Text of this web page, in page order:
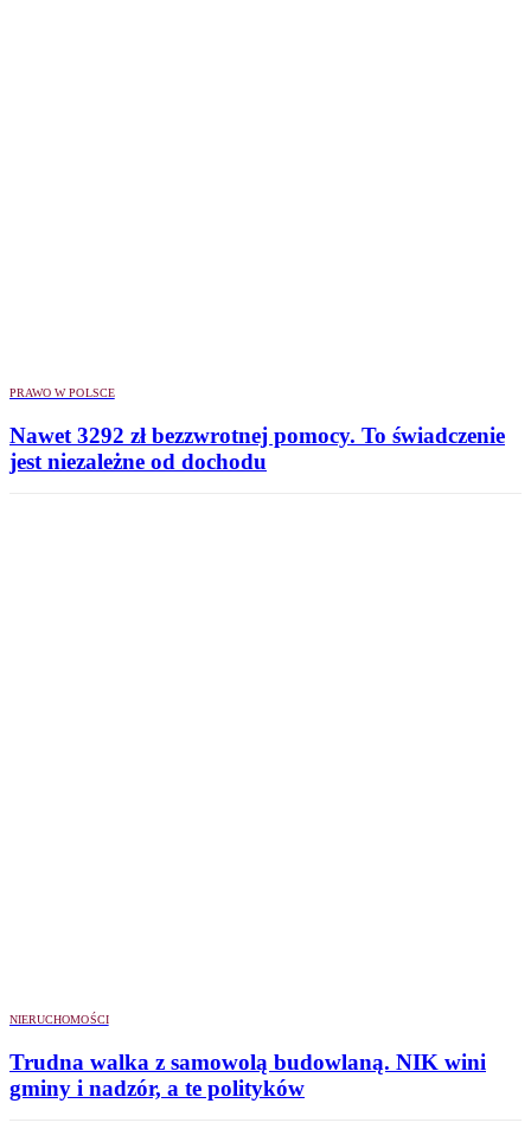
PRAWO W POLSCE
Nawet 3292 zł bezzwrotnej pomocy. To świadczenie
jest niezależne od dochodu
NIERUCHOMOŚCI
Trudna walka z samowolą budowlaną. NIK wini
gminy i nadzór, a te polityków